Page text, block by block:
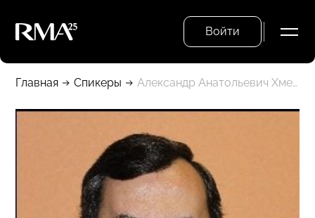
Войти
Главная Спикеры Александр Анатольевич Хмель